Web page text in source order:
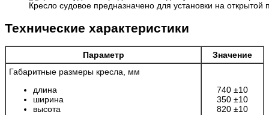
Кресло судовое предназначено для установки на открытой
Технические характеристики
Параметр
Значение
Габаритные размеры кресла, мм
длина
ширина
высота
740 ±10
350 ±10
820 ±10